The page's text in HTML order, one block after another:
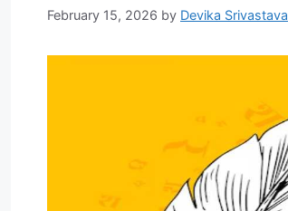
February 15, 2026 by Devika Srivastava